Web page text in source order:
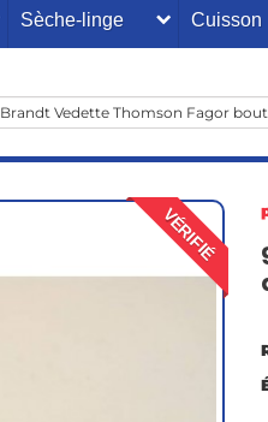
Sèche-linge Cuisson
Brandt Vedette Thomson Fagor
VÉRIFIÉ